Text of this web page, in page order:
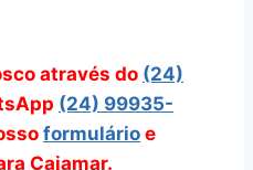
através do (24)
(24) 99935-
formulário e
Cajamar.